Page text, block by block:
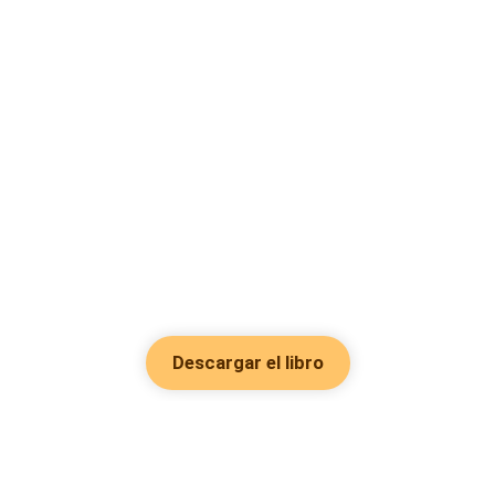
Descargar el libro